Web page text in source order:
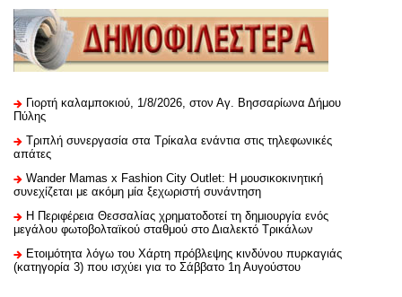
Γιορτή καλαμποκιού, 1/8/2026, στον Αγ. Βησσαρίωνα Δήμου
Πύλης
Τριπλή συνεργασία στα Τρίκαλα ενάντια στις τηλεφωνικές
απάτες
Wander Mamas x Fashion City Outlet: Η μουσικοκινητική
συνεχίζεται με ακόμη μία ξεχωριστή συνάντηση
H Περιφέρεια Θεσσαλίας χρηματοδοτεί τη δημιουργία ενός
μεγάλου φωτοβολταϊκού σταθμού στο Διαλεκτό Τρικάλων
Ετοιμότητα λόγω του Χάρτη πρόβλεψης κινδύνου πυρκαγιάς
(κατηγορία 3) που ισχύει για το Σάββατο 1η Αυγούστου